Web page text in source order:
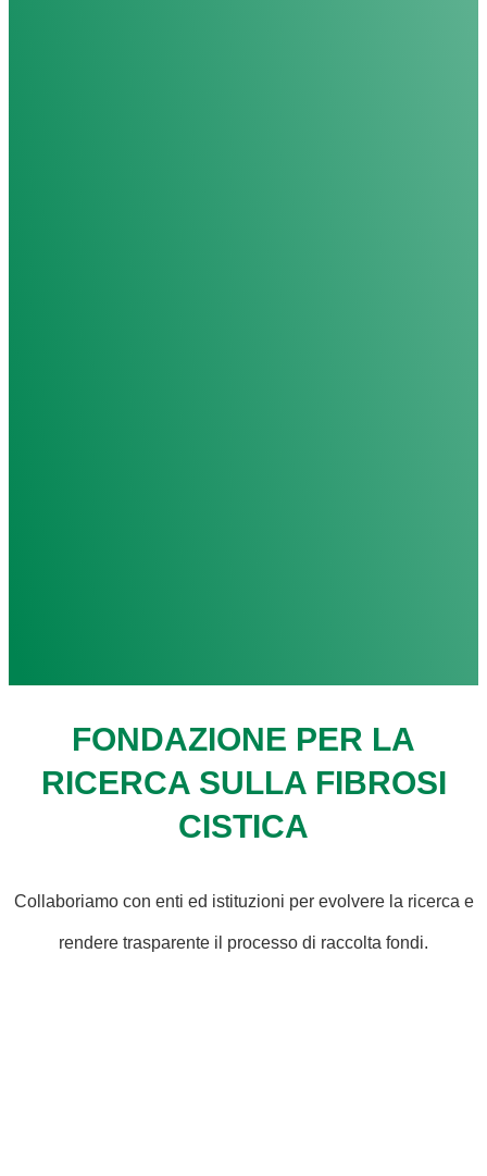
FONDAZIONE PER LA
RICERCA SULLA FIBROSI
CISTICA
Collaboriamo con enti ed istituzioni per evolvere la ricerca e
rendere trasparente il processo di raccolta fondi.